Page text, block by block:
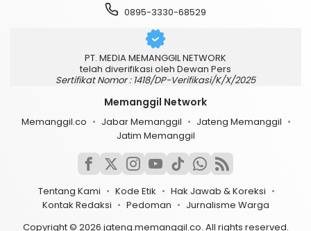
0895-3330-68529
PT. MEDIA MEMANGGIL NETWORK
telah diverifikasi oleh Dewan Pers
Sertifikat Nomor : 1418/DP-Verifikasi/K/X/2025
Memanggil Network
Memanggil.co Jabar Memanggil
Jateng Memanggil
Jatim Memanggil
Tentang Kami Kode Etik
Hak Jawab & Koreksi
Kontak Redaksi
Pedoman
Jurnalisme Warga
Copyright © 2026 jateng.memanggil.co. All rights reserved.